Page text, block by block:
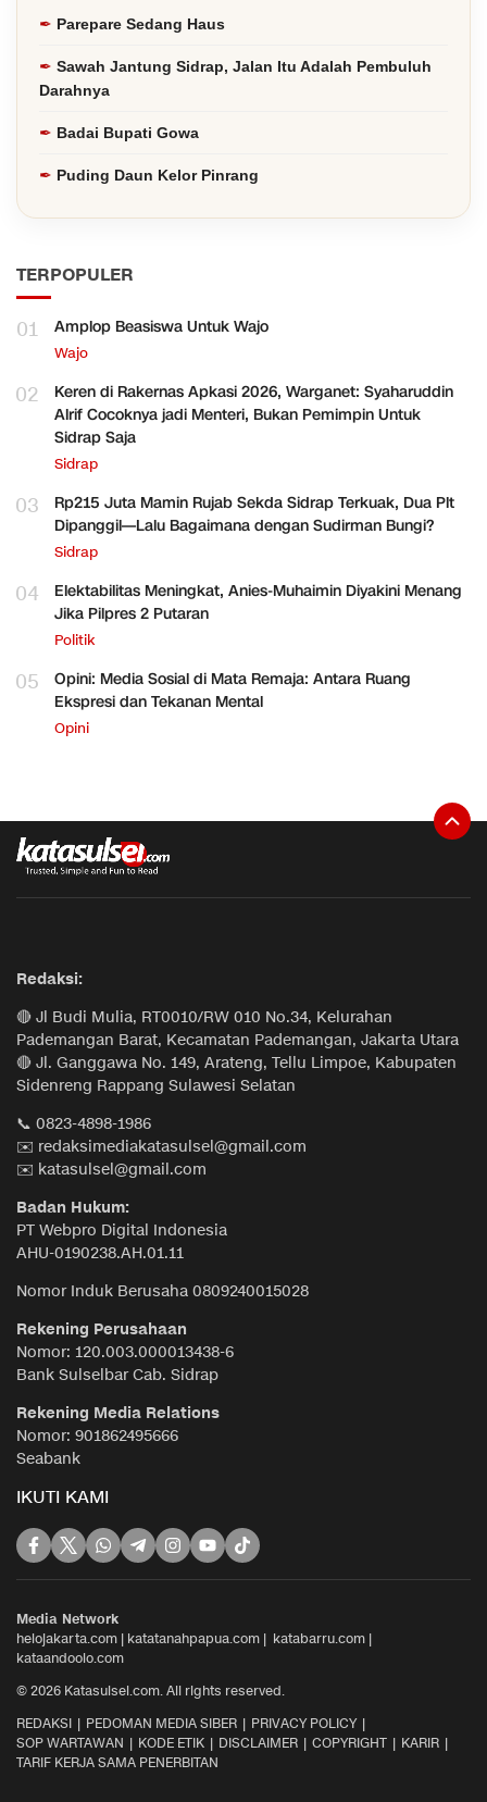
Parepare Sedang Haus
Sawah Jantung Sidrap, Jalan Itu Adalah Pembuluh
Darahnya
Badai Bupati Gowa
Puding Daun Kelor Pinrang
TERPOPULER
01 Amplop Beasiswa Untuk Wajo
Wajo
02
Keren di Rakernas Apkasi 2026, Warganet: Syaharuddin
Alrif Cocoknya jadi Menteri, Bukan Pemimpin Untuk
Sidrap Saja
Sidrap
03
Rp215 Juta Mamin Rujab Sekda Sidrap Terkuak, Dua Plt
Dipanggil—Lalu Bagaimana dengan Sudirman Bungi?
Sidrap
04
Elektabilitas Meningkat, Anies-Muhaimin Diyakini Menang
Jika Pilpres 2 Putaran
Politik
05
Opini: Media Sosial di Mata Remaja: Antara Ruang
Ekspresi dan Tekanan Mental
Opini
Redaksi:
🔴 Jl Budi Mulia, RT0010/RW 010 No.34, Kelurahan
Pademangan Barat, Kecamatan Pademangan, Jakarta Utara
🔴 Jl. Ganggawa No. 149, Arateng, Tellu Limpoe, Kabupaten
Sidenreng Rappang Sulawesi Selatan
📞 0823-4898-1986
✉️ redaksimediakatasulsel@gmail.com
✉️ katasulsel@gmail.com
Badan Hukum:
PT Webpro Digital Indonesia
AHU-0190238.AH.01.11
Nomor Induk Berusaha 0809240015028
Rekening Perusahaan
Nomor: 120.003.000013438-6
Bank Sulselbar Cab. Sidrap
Rekening Media Relations
Nomor: 901862495666
Seabank
IKUTI KAMI
Media Network
helojakarta.com | katatanahpapua.com | katabarru.com |
kataandoolo.com
© 2026 Katasulsel.com. All rights reserved.
REDAKSI
PEDOMAN MEDIA SIBER
PRIVACY POLICY
SOP WARTAWAN
KODE ETIK DISCLAIMER COPYRIGHT
KARIR
TARIF KERJA SAMA PENERBITAN